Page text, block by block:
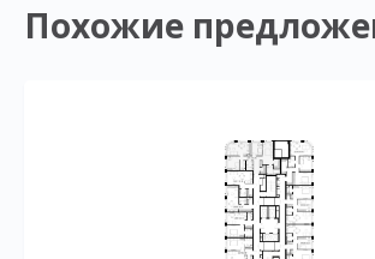
Похожие